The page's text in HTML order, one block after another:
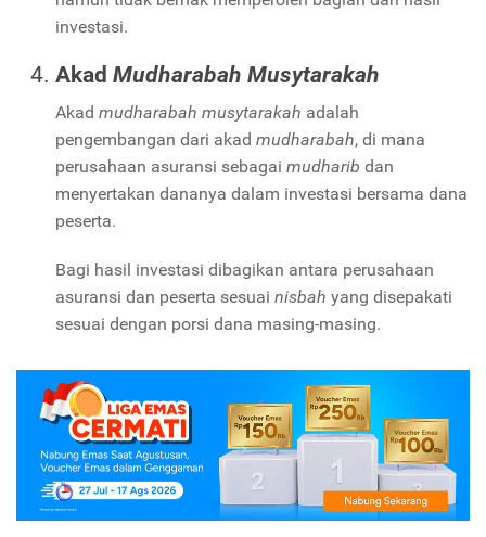
investasi.
Akad Mudharabah Musytarakah
Akad mudharabah musytarakah adalah
pengembangan dari akad mudharabah, di mana
perusahaan asuransi sebagai mudharib dan
menyertakan dananya dalam investasi bersama dana
peserta.
Bagi hasil investasi dibagikan antara perusahaan
asuransi dan peserta sesuai nisbah yang disepakati
sesuai dengan porsi dana masing-masing.